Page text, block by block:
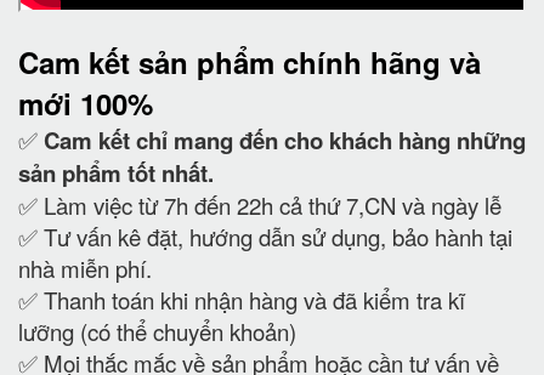
Cam kết sản phẩm chính hãng và
mới 100%
✅ Cam kếtchỉ mang đến cho khách hàng những
sản phẩm tốt nhất.
✅ Làm việc từ 7h đến 22h cả thứ 7,CN và ngày lễ
✅ Tư vấn kê đặt, hướng dẫn sử dụng, bảo hành tại
nhà miễn phí.
✅ Thanh toán khi nhận hàng và đã kiểm tra kĩ
lưỡng (có thể chuyển khoản)
✅ Mọi thắc mắc về sản phẩm hoặc cần tư vấn về